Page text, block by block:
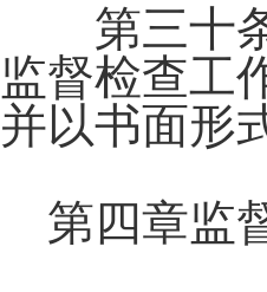
第三十条
监督检查工
并以书面形
第四章监